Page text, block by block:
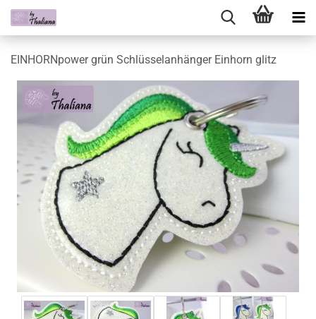
EINHORNpower grün Schlüsselanhänger Einhorn glitz